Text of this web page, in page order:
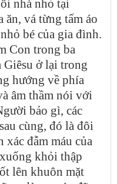
nhà nhỏ tại
ăn, vá từng tấm áo
bé của gia đình.
Con trong ba
ở lại trong
hướng về phía
âm thầm nói với
bảo gì, các
cùng, đó là đôi
xác đẫm máu của
khỏi thập
lên khuôn mặt